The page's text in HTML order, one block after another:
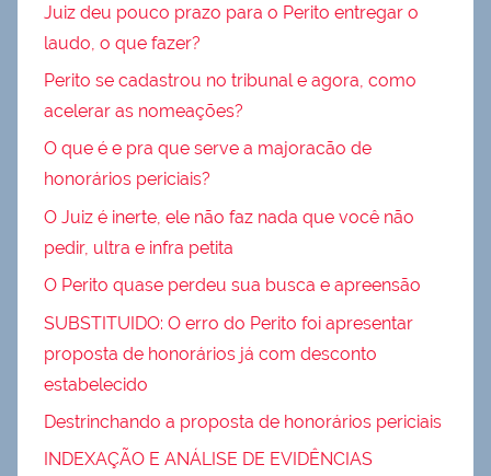
Juiz deu pouco prazo para o Perito entregar o
laudo, o que fazer?
Perito se cadastrou no tribunal e agora, como
acelerar as nomeações?
O que é e pra que serve a majoracão de
honorários periciais?
O Juiz é inerte, ele não faz nada que você não
pedir, ultra e infra petita
O Perito quase perdeu sua busca e apreensão
SUBSTITUIDO: O erro do Perito foi apresentar
proposta de honorários já com desconto
estabelecido
Destrinchando a proposta de honorários periciais
INDEXAÇÃO E ANÁLISE DE EVIDÊNCIAS